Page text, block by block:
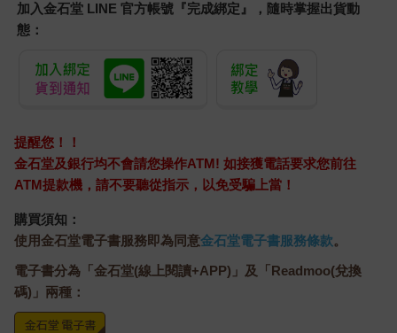
加入金石堂 LINE 官方帳號『完成綁定』，隨時掌握出貨動
態：
提醒您！！
金石堂及銀行均不會請您操作ATM! 如接獲電話要求您前往
ATM提款機，請不要聽從指示，以免受騙上當！
購買須知：
使用金石堂電子書服務即為同意金石堂電子書服務條款。
電子書分為「金石堂(線上閱讀+APP)」及「Readmoo(兌換
碼)」兩種：